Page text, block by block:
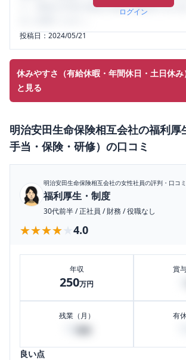
ログイン
り、将来の不安や現在の悩みを解消するた
投稿日：2024/05/21
休みやすさ（有給休暇・年間休日・土日休
と見る
明治安田生命保険相互会社の福利厚
手当・保険・研修） の口コミ
明治安田生命保険相互会社の女性社員の評判・口コミ
福利厚生・制度
30代前半/正社員 /財務 /役職なし
★★★★★
★★★★★ 4.0
年収
250万円
賞
残業（月） 有
良い点